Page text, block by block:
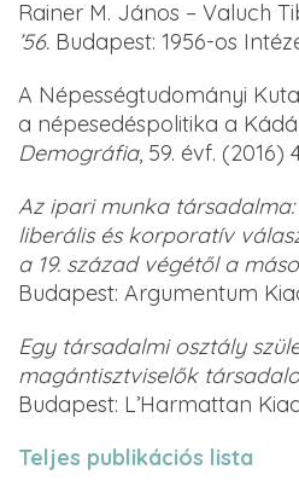
Rainer M. János – Valuch
’56. Budapest: 1956-os
A Népességtudományi
a népesedéspolitika a
Demográfia, 59. évf. (2016)
Az ipari munka társadalma:
liberális és korporatív
a 19. század végétől a
Budapest: Argumentum
Egy társadalmi osztály
magántisztviselők
Budapest: L’Harmattan
Teljes publikációs lista